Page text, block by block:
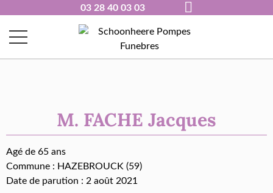
03 28 40 03 03
M. FACHE Jacques
Agé de 65 ans
Commune : HAZEBROUCK (59)
Date de parution : 2 août 2021